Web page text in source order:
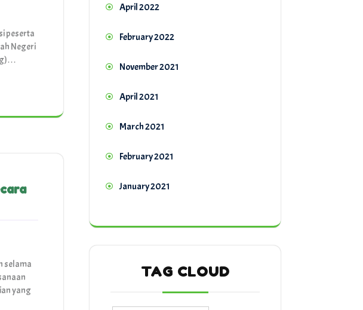
peserta
Negeri
selama
yang
April 2022
February 2022
November 2021
April 2021
March 2021
February 2021
January 2021
TAG CLOUD